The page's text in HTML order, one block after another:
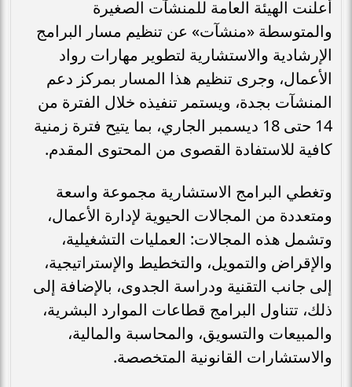
أعلنت الهيئة العامة للمنشآت الصغيرة
والمتوسطة «منشآت» عن تنظيم مسار البرامج
الإرشادية والاستشارية لتطوير مهارات رواد
الأعمال، وجرى تنظيم هذا المسار بمركز دعم
المنشآت بجدة، ويستمر تنفيذه خلال الفترة من
14 حتى 18 ديسمبر الجاري، بما يتيح فترة زمنية
كافية للاستفادة القصوى من المحتوى المقدم.
وتغطي البرامج الاستشارية مجموعة واسعة
ومتعددة من المجالات الحيوية لإدارة الأعمال،
وتشمل هذه المجالات: العمليات التشغيلية،
والإقراض والتمويل، والتخطيط والإستراتيجية،
إلى جانب التقنية ودراسة الجدوى، بالإضافة إلى
ذلك، تتناول البرامج قطاعات الموارد البشرية،
والمبيعات والتسويق، والمحاسبة والمالية،
والاستشارات القانونية المتخصصة.